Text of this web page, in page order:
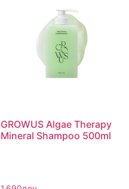
GROWUS Algae Therapy
Mineral Shampoo 500ml